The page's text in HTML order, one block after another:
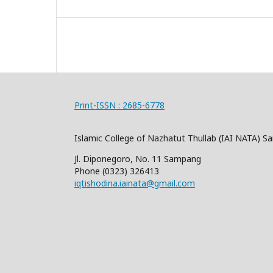
Print-ISSN : 2685-6778
Islamic College of Nazhatut Thullab (IAI NATA)
Jl. Diponegoro, No. 11 Sampang
Phone (0323) 326413
iqtishodina.iainata@gmail.com